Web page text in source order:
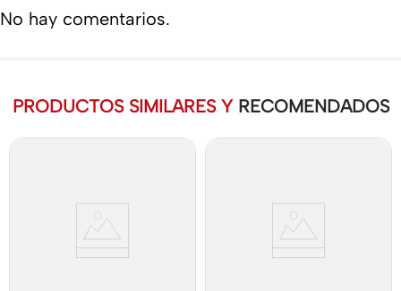
No hay comentarios.
PRODUCTOS SIMILARES Y RECOMENDADOS